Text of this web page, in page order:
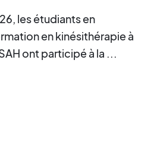
les étudiants en
en kinésithérapie à
ont participé à la ...